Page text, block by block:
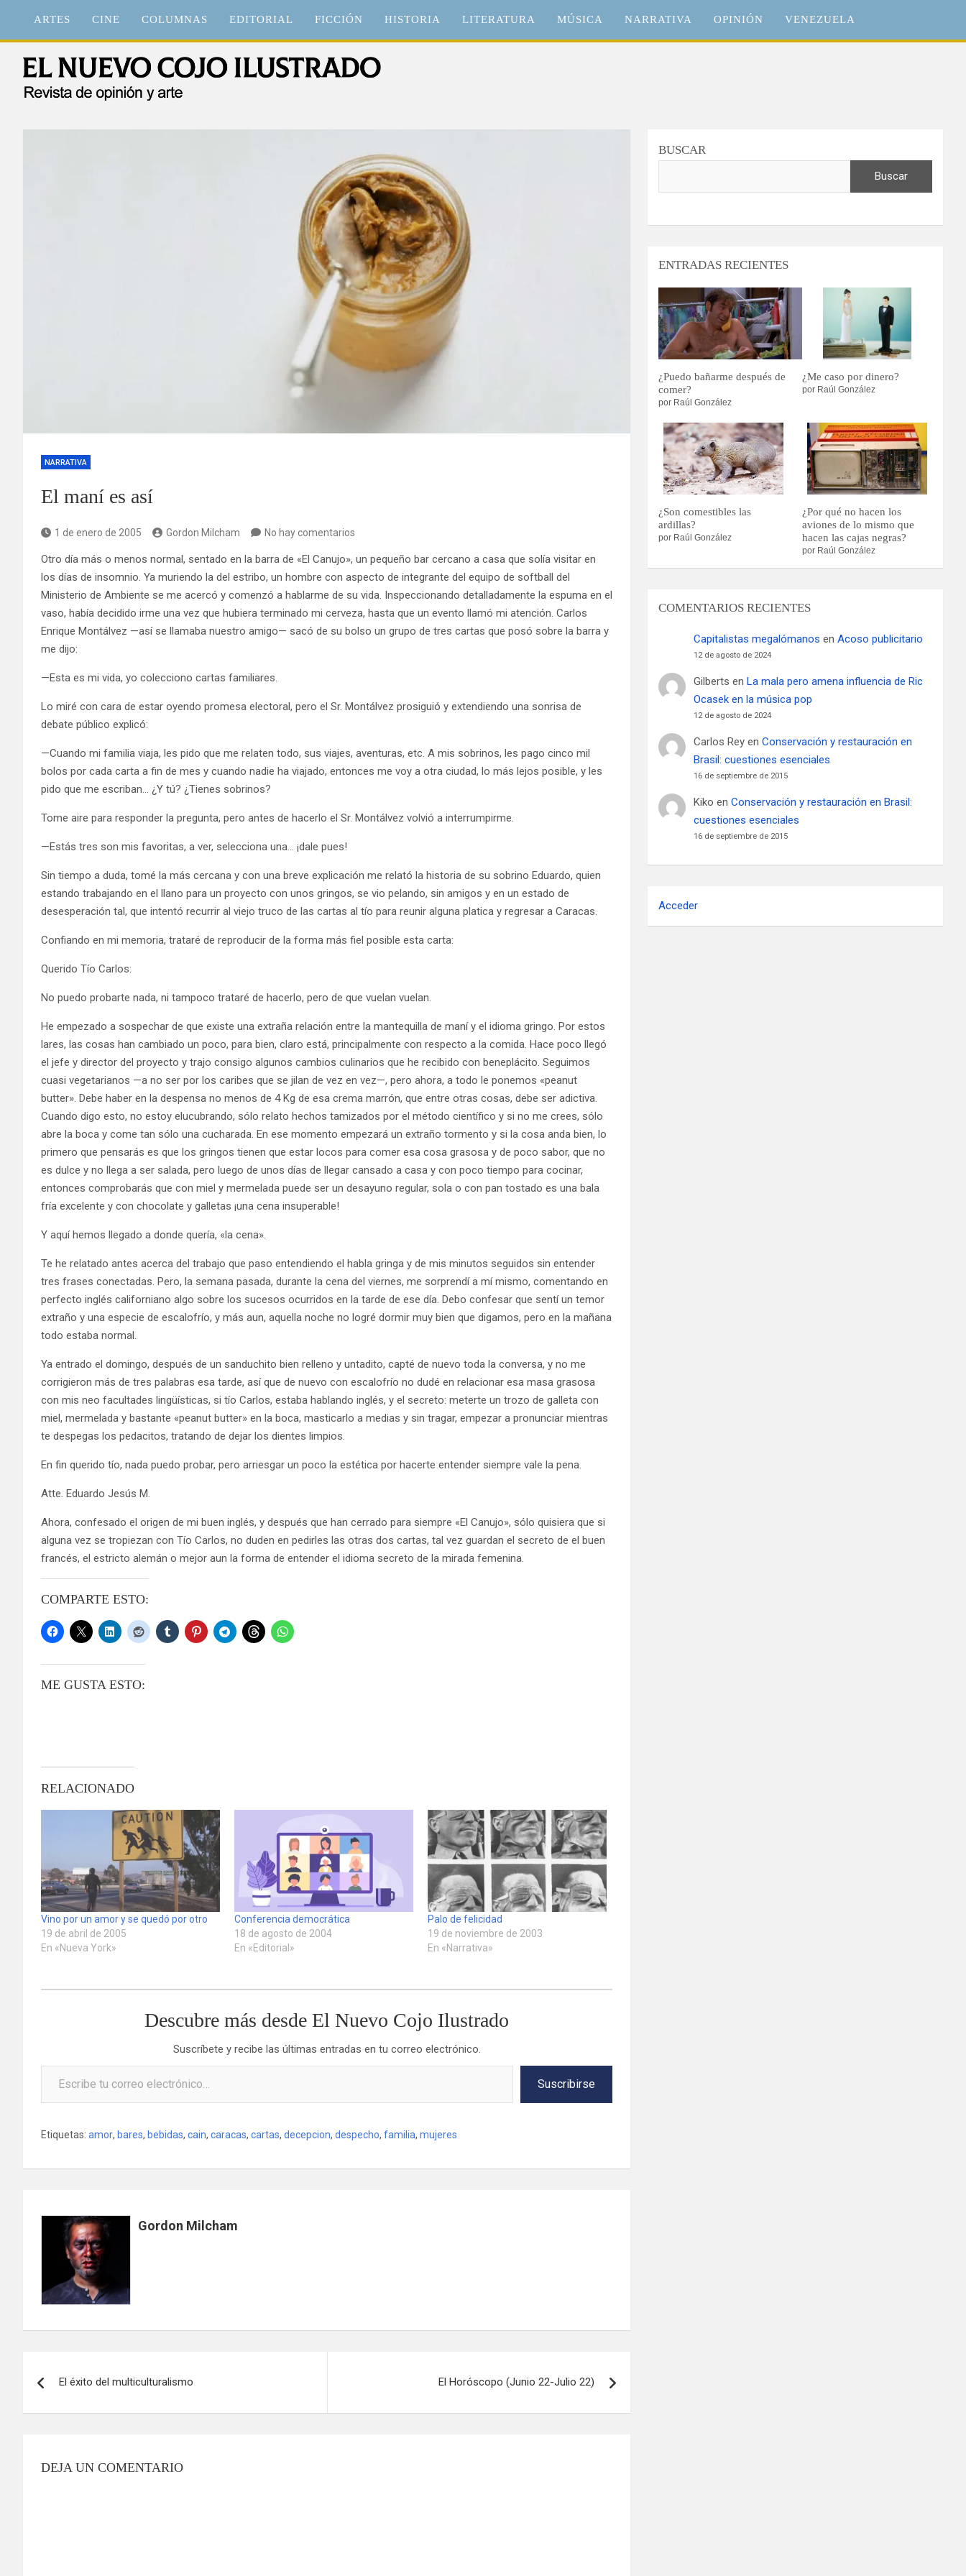
contenido
ARTES CINE COLUMNAS EDITORIAL FICCIÓN HISTORIA LITERATURA MÚSICA NARRATIVA OPINIÓN VENEZUELA
NARRATIVA
El maní es así
1 de enero de 2005 Gordon Milcham No hay comentarios
Otro día más o menos normal, sentado en la barra de «El Canujo», un pequeño bar cercano a casa que solía visitar en
los días de insomnio. Ya muriendo la del estribo, un hombre con aspecto de integrante del equipo de softball del
Ministerio de Ambiente se me acercó y comenzó a hablarme de su vida. Inspeccionando detalladamente la espuma en el
vaso, había decidido irme una vez que hubiera terminado mi cerveza, hasta que un evento llamó mi atención. Carlos
Enrique Montálvez —así se llamaba nuestro amigo— sacó de su bolso un grupo de tres cartas que posó sobre la barra y
me dijo:
—Esta es mi vida, yo colecciono cartas familiares.
Lo miré con cara de estar oyendo promesa electoral, pero el Sr. Montálvez prosiguió y extendiendo una sonrisa de
debate público explicó:
—Cuando mi familia viaja, les pido que me relaten todo, sus viajes, aventuras, etc. A mis sobrinos, les pago cinco mil
bolos por cada carta a fin de mes y cuando nadie ha viajado, entonces me voy a otra ciudad, lo más lejos posible, y les
pido que me escriban… ¿Y tú? ¿Tienes sobrinos?
Tome aire para responder la pregunta, pero antes de hacerlo el Sr. Montálvez volvió a interrumpirme.
—Estás tres son mis favoritas, a ver, selecciona una… ¡dale pues!
Sin tiempo a duda, tomé la más cercana y con una breve explicación me relató la historia de su sobrino Eduardo, quien
estando trabajando en el llano para un proyecto con unos gringos, se vio pelando, sin amigos y en un estado de
desesperación tal, que intentó recurrir al viejo truco de las cartas al tío para reunir alguna platica y regresar a Caracas.
Confiando en mi memoria, trataré de reproducir de la forma más fiel posible esta carta:
Querido Tío Carlos:
No puedo probarte nada, ni tampoco trataré de hacerlo, pero de que vuelan vuelan.
He empezado a sospechar de que existe una extraña relación entre la mantequilla de maní y el idioma gringo. Por estos
lares, las cosas han cambiado un poco, para bien, claro está, principalmente con respecto a la comida. Hace poco llegó
el jefe y director del proyecto y trajo consigo algunos cambios culinarios que he recibido con beneplácito. Seguimos
cuasi vegetarianos —a no ser por los caribes que se jilan de vez en vez—, pero ahora, a todo le ponemos «peanut
butter». Debe haber en la despensa no menos de 4 Kg de esa crema marrón, que entre otras cosas, debe ser adictiva.
Cuando digo esto, no estoy elucubrando, sólo relato hechos tamizados por el método científico y si no me crees, sólo
abre la boca y come tan sólo una cucharada. En ese momento empezará un extraño tormento y si la cosa anda bien, lo
primero que pensarás es que los gringos tienen que estar locos para comer esa cosa grasosa y de poco sabor, que no
es dulce y no llega a ser salada, pero luego de unos días de llegar cansado a casa y con poco tiempo para cocinar,
entonces comprobarás que con miel y mermelada puede ser un desayuno regular, sola o con pan tostado es una bala
fría excelente y con chocolate y galletas ¡una cena insuperable!
Y aquí hemos llegado a donde quería, «la cena».
Te he relatado antes acerca del trabajo que paso entendiendo el habla gringa y de mis minutos seguidos sin entender
tres frases conectadas. Pero, la semana pasada, durante la cena del viernes, me sorprendí a mí mismo, comentando en
perfecto inglés californiano algo sobre los sucesos ocurridos en la tarde de ese día. Debo confesar que sentí un temor
extraño y una especie de escalofrío, y más aun, aquella noche no logré dormir muy bien que digamos, pero en la mañana
todo estaba normal.
Ya entrado el domingo, después de un sanduchito bien relleno y untadito, capté de nuevo toda la conversa, y no me
corrigieron más de tres palabras esa tarde, así que de nuevo con escalofrío no dudé en relacionar esa masa grasosa
con mis neo facultades lingüísticas, si tío Carlos, estaba hablando inglés, y el secreto: meterte un trozo de galleta con
miel, mermelada y bastante «peanut butter» en la boca, masticarlo a medias y sin tragar, empezar a pronunciar mientras
te despegas los pedacitos, tratando de dejar los dientes limpios.
En fin querido tío, nada puedo probar, pero arriesgar un poco la estética por hacerte entender siempre vale la pena.
Atte. Eduardo Jesús M.
Ahora, confesado el origen de mi buen inglés, y después que han cerrado para siempre «El Canujo», sólo quisiera que si
alguna vez se tropiezan con Tío Carlos, no duden en pedirles las otras dos cartas, tal vez guardan el secreto de el buen
francés, el estricto alemán o mejor aun la forma de entender el idioma secreto de la mirada femenina.
COMPARTE ESTO:
ME GUSTA ESTO:
RELACIONADO
Vino por un amor y se quedó por otro
19 de abril de 2005
En «Nueva York»
Conferencia democrática
18 de agosto de 2004
En «Editorial»
Palo de felicidad
19 de noviembre de 2003
En «Narrativa»
Descubre más desde El Nuevo Cojo Ilustrado
Suscríbete y recibe las últimas entradas en tu correo electrónico.
Escribe tu correo electrónico…
Suscribirse
Etiquetas: amor, bares, bebidas, cain, caracas, cartas, decepcion, despecho, familia, mujeres
Gordon Milcham
de
El éxito del multiculturalismo El Horóscopo (Junio 22-Julio 22)
DEJA UN COMENTARIO
BUSCAR
Buscar
ENTRADAS RECIENTES
¿Puedo bañarme después de
comer?
por Raúl González
¿Me caso por dinero?
por Raúl González
¿Son comestibles las
ardillas?
por Raúl González
¿Por qué no hacen los
aviones de lo mismo que
hacen las cajas negras?
por Raúl González
COMENTARIOS RECIENTES
Capitalistas megalómanos enAcoso publicitario
12 de agosto de 2024
Gilberts en La mala pero amena influencia de Ric
Ocasek en la música pop
12 de agosto de 2024
Carlos Rey enConservación y restauración en
Brasil: cuestiones esenciales
16 de septiembre de 2015
Kiko enConservación y restauración en Brasil:
cuestiones esenciales
16 de septiembre de 2015
Acceder